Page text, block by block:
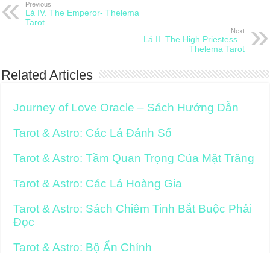
Previous
Lá IV. The Emperor- Thelema
Tarot
Next
Lá II. The High Priestess –
Thelema Tarot
Related Articles
Journey of Love Oracle – Sách Hướng Dẫn
Tarot & Astro: Các Lá Đánh Số
Tarot & Astro: Tầm Quan Trọng Của Mặt Trăng
Tarot & Astro: Các Lá Hoàng Gia
Tarot & Astro: Sách Chiêm Tinh Bắt Buộc Phải
Đọc
Tarot & Astro: Bộ Ẩn Chính